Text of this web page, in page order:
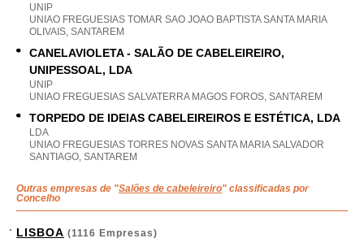
UNIP
UNIAO FREGUESIAS TOMAR SAO JOAO BAPTISTA SANTA MARIA
OLIVAIS, SANTAREM
CANELAVIOLETA - SALÃO DE CABELEIREIRO,
UNIPESSOAL, LDA
UNIP
UNIAO FREGUESIAS SALVATERRA MAGOS FOROS, SANTAREM
TORPEDO DE IDEIAS CABELEIREIROS E ESTÉTICA, LDA
LDA
UNIAO FREGUESIAS TORRES NOVAS SANTA MARIA SALVADOR
SANTIAGO, SANTAREM
Outras empresas de "Salões de cabeleireiro" classificadas por
Concelho
LISBOA (1116 Empresas)